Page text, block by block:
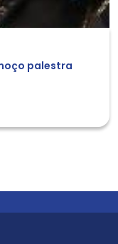
palestra